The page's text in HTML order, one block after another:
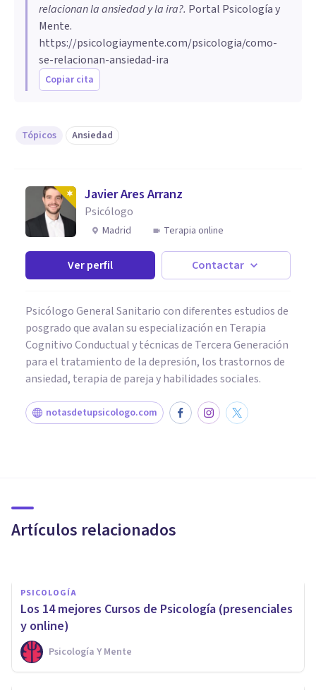
relacionan la ansiedad y la ira?. Portal Psicología y
Mente.
https://psicologiaymente.com/psicologia/como-
se-relacionan-ansiedad-ira
Copiar cita
Tópicos Ansiedad
Javier Ares Arranz
Psicólogo
Madrid Terapia online
Ver perfil Contactar
Psicólogo General Sanitario con diferentes estudios de
posgrado que avalan su especialización en Terapia
Cognitivo Conductual y técnicas de Tercera Generación
para el tratamiento de la depresión, los trastornos de
ansiedad, terapia de pareja y habilidades sociales.
notasdetupsicologo.com
Artículos relacionados
Ansiedad
PSICOLOGÍA
Los 14 mejores Cursos de Psicología (presenciales
y online)
Psicología Y Mente